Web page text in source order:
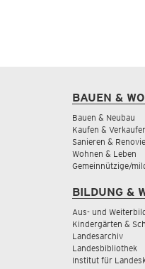
BAUEN &
Bauen & Neubau
Kaufen &
Sanieren &
Wohnen & Leben
Gemeinnützige/
BILDUNG &
Aus- und
Kindergärten &
Landesarchiv
Landesbibliothek
Institut für